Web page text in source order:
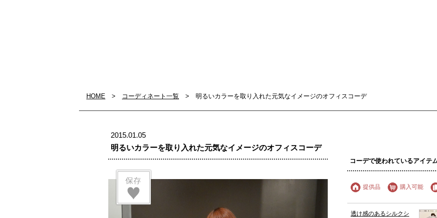
HOME > コーディネート一覧 > 明るいカラーを取り入れた元気なイメージのオフィスコーデ
2015.01.05
明るいカラーを取り入れた元気なイメージのオフィスコーデ
コーデで使われているアイテ
提供品 購入可能
透け感のあるシルクシ